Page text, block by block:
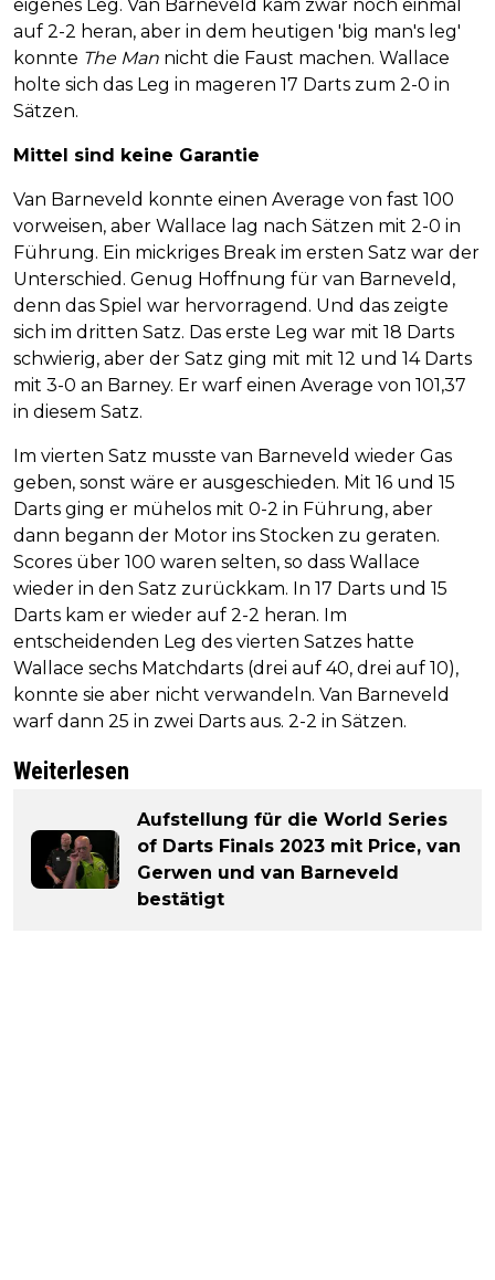
eigenes Leg. Van Barneveld kam zwar noch einmal
auf 2-2 heran, aber in dem heutigen 'big man's leg'
konnte The Man nicht die Faust machen. Wallace
holte sich das Leg in mageren 17 Darts zum 2-0 in
Sätzen.
Mittel sind keine Garantie
Van Barneveld konnte einen Average von fast 100
vorweisen, aber Wallace lag nach Sätzen mit 2-0 in
Führung. Ein mickriges Break im ersten Satz war der
Unterschied. Genug Hoffnung für van Barneveld,
denn das Spiel war hervorragend. Und das zeigte
sich im dritten Satz. Das erste Leg war mit 18 Darts
schwierig, aber der Satz ging mit mit 12 und 14 Darts
mit 3-0 an Barney. Er warf einen Average von 101,37
in diesem Satz.
Im vierten Satz musste van Barneveld wieder Gas
geben, sonst wäre er ausgeschieden. Mit 16 und 15
Darts ging er mühelos mit 0-2 in Führung, aber
dann begann der Motor ins Stocken zu geraten.
Scores über 100 waren selten, so dass Wallace
wieder in den Satz zurückkam. In 17 Darts und 15
Darts kam er wieder auf 2-2 heran. Im
entscheidenden Leg des vierten Satzes hatte
Wallace sechs Matchdarts (drei auf 40, drei auf 10),
konnte sie aber nicht verwandeln. Van Barneveld
warf dann 25 in zwei Darts aus. 2-2 in Sätzen.
Weiterlesen
Aufstellung für die World Series
of Darts Finals 2023 mit Price, van
Gerwen und van Barneveld
bestätigt